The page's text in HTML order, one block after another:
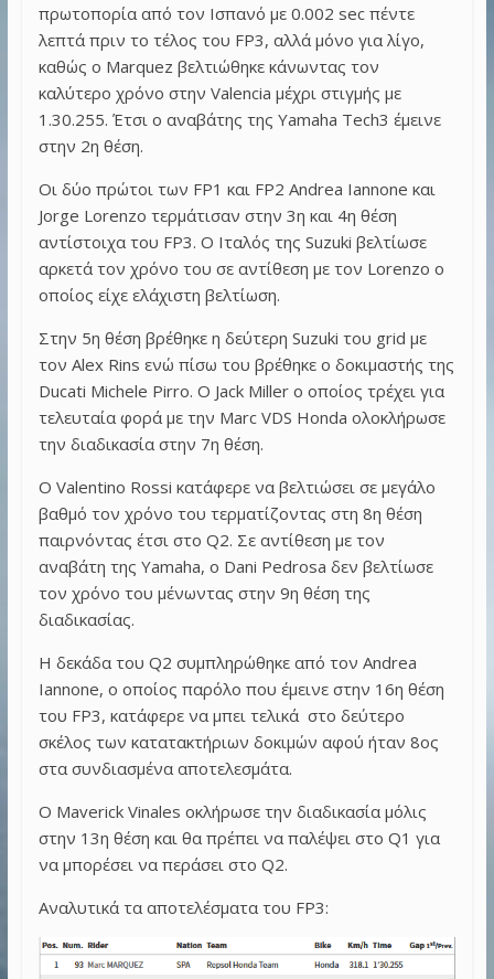
πρωτοπορία από τον Ισπανό με 0.002 sec πέντε
λεπτά πριν το τέλος του FP3, αλλά μόνο για λίγο,
καθώς ο Marquez βελτιώθηκε κάνωντας τον
καλύτερο χρόνο στην Valencia μέχρι στιγμής με
1.30.255. Έτσι ο αναβάτης της Yamaha Tech3 έμεινε
στην 2η θέση.
Οι δύο πρώτοι των FP1 και FP2 Andrea Ιannone και
Jorge Lorenzo τερμάτισαν στην 3η και 4η θέση
αντίστοιχα του FP3. Ο Ιταλός της Suzuki βελτίωσε
αρκετά τον χρόνο του σε αντίθεση με τον Lorenzo ο
οποίος είχε ελάχιστη βελτίωση.
Στην 5η θέση βρέθηκε η δεύτερη Suzuki του grid με
τον Alex Rins ενώ πίσω του βρέθηκε ο δοκιμαστής της
Ducati Michele Pirro. Ο Jack Miller ο οποίος τρέχει για
τελευταία φορά με την Marc VDS Honda ολοκλήρωσε
την διαδικασία στην 7η θέση.
Ο Valentino Rossi κατάφερε να βελτιώσει σε μεγάλο
βαθμό τον χρόνο του τερματίζοντας στη 8η θέση
παιρνόντας έτσι στο Q2. Σε αντίθεση με τον
αναβάτη της Yamaha, ο Dani Pedrosa δεν βελτίωσε
τον χρόνο του μένωντας στην 9η θέση της
διαδικασίας.
Η δεκάδα του Q2 συμπληρώθηκε από τον Andrea
Iannone, ο οποίος παρόλο που έμεινε στην 16η θέση
του FP3, κατάφερε να μπει τελικά στο δεύτερο
σκέλος των κατατακτήριων δοκιμών αφού ήταν 8ος
στα συνδιασμένα αποτελεσμάτα.
Ο Maverick Vinales οκλήρωσε την διαδικασία μόλις
στην 13η θέση και θα πρέπει να παλέψει στο Q1 για
να μπορέσει να περάσει στο Q2.
Αναλυτικά τα αποτελέσματα του FP3: